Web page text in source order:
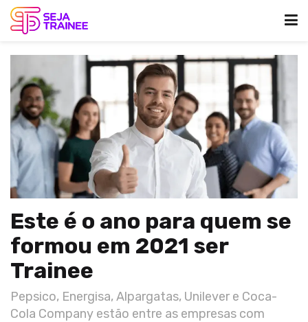
Este é o ano para quem se
formou em 2021 ser
Trainee
Pepsico, Energisa, Alpargatas, Unilever e Coca-
Cola Company estão entre as empresas com